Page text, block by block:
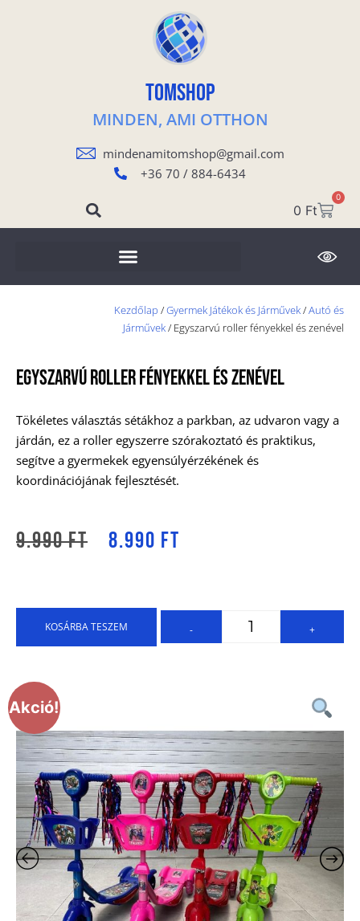
TOMSHOP
MINDEN, AMI OTTHON
mindenamitomshop@gmail.com
+36 70 / 884-6434
0 Ft
0
Kezdőlap /Gyermek Játékok és Járművek/Autó és
Járművek/ Egyszarvú roller fényekkel és zenével
Egyszarvú Roller Fényekkel És Zenével
Tökéletes választás sétákhoz a parkban, az udvaron vagy a
járdán, ez a roller egyszerre szórakoztató és praktikus,
segítve a gyermekek egyensúlyérzékének és
koordinációjának fejlesztését.
9.990Ft 8.990 Ft
- +
KOSÁRBA TESZEM
Akció!